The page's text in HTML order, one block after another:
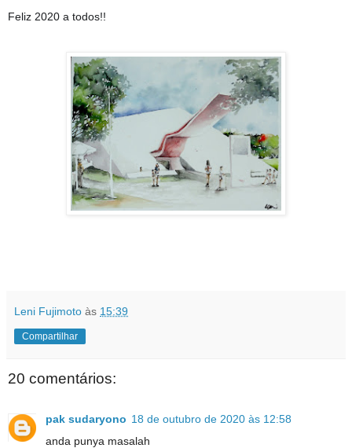
Feliz 2020 a todos!!
Leni Fujimoto às 15:39
Compartilhar
20 comentários:
pak sudaryono 18 de outubro de 2020 às 12:58
anda punya masalah